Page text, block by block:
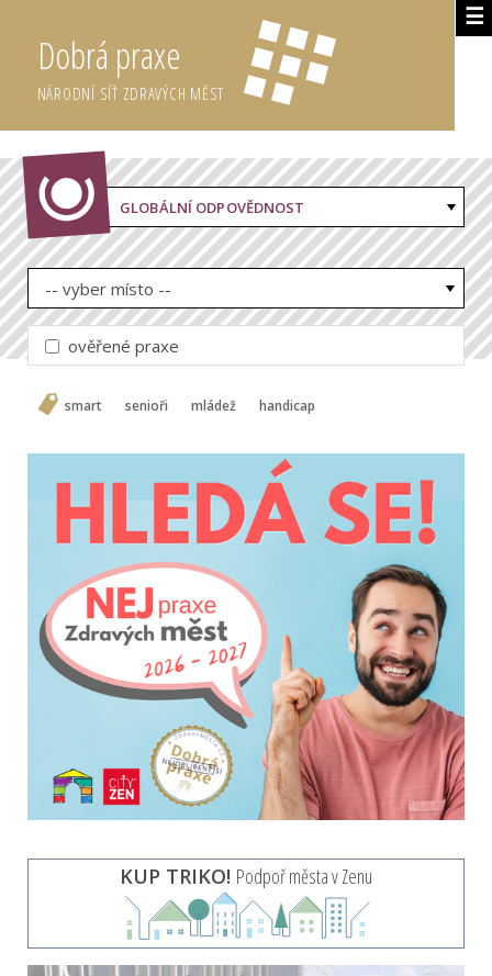
☰
Dobrá praxe
NÁRODNÍ SÍŤ ZDRAVÝCH MĚST
GLOBÁLNÍ ODPOVĚDNOST
-- vyber místo --
ověřené praxe
smart senioři mládež handicap
KUP TRIKO! Podpoř města v Zenu